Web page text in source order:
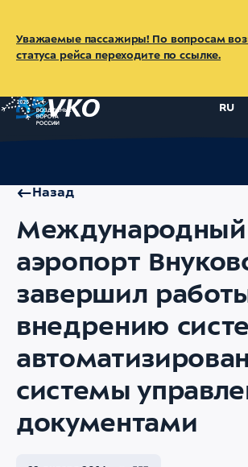
Уважаемые пассажиры! По вопросам
статуса рейса переходите по ссылке.
RU
Назад
Международный
аэропорт
завершил
внедрению
системы
документами